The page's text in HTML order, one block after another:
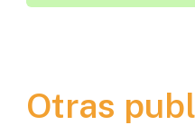
Otras